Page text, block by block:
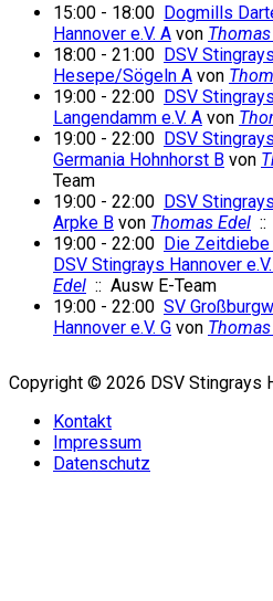
15:00 - 18:00 Dogmills
Hannover e.V. A von
18:00 - 21:00 DSV
Hesepe/Sögeln A von
19:00 - 22:00 DSV
Langendamm e.V. A von
19:00 - 22:00 DSV
Germania Hohnhorst B von
Team
19:00 - 22:00 DSV
Arpke B von Thomas Edel ::
19:00 - 22:00 Die Zeitdiebe
DSV Stingrays Hannover
Edel :: Ausw E-Team
19:00 - 22:00 SV
Hannover e.V. G von
Copyright © 2026 DSV Stingrays
Kontakt
Impressum
Datenschutz